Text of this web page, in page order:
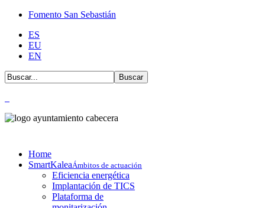
Fomento San Sebastián
ES
EU
EN
Home
SmartKaleaÁmbitos de actuación
Eficiencia energética
Implantación de TICS
Plataforma de